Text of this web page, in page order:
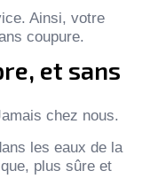
Ainsi, votre
coupure.
et sans
chez nous.
les eaux de la
plus sûre et